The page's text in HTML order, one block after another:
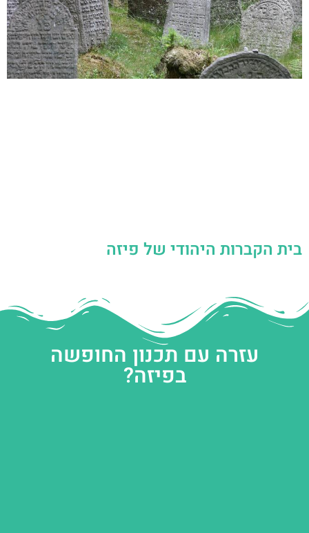
בית הקברות היהודי של פיזה
עזרה עם תכנון החופשה
בפיזה?